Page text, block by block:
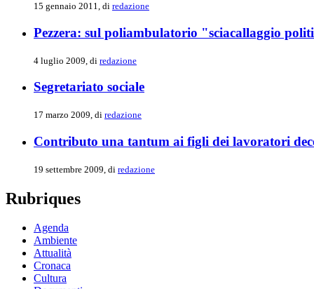
15 gennaio 2011, di redazione
Pezzera: sul poliambulatorio "sciacallaggio
4 luglio 2009, di redazione
Segretariato sociale
17 marzo 2009, di redazione
Contributo una tantum ai figli dei lavoratori
19 settembre 2009, di redazione
Rubriques
Agenda
Ambiente
Attualità
Cronaca
Cultura